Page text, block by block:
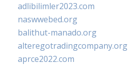
adlibilimler2023.com
naswwebed.org
balithut-manado.org
alteregotradingcompany.org
aprce2022.com